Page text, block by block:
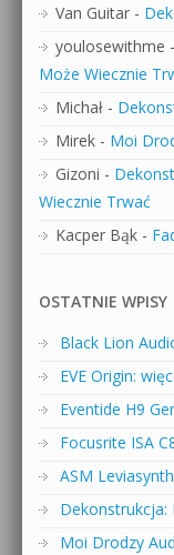
Van Guitar -
youlosewithme -
Może Wiecznie
Michał -
Mirek - Moi
Gizoni -
Wiecznie Trwać
Kacper Bąk -
OSTATNIE WPISY
Black Lion
EVE Origin:
Eventide H9
Focusrite ISA
ASM
Dekonstrukcja:
Moi Drodzy